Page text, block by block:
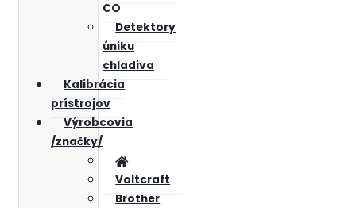
CO
Detektory
úniku
chladiva
Kalibrácia
prístrojov
Výrobcovia
/značky/
Voltcraft
Brother